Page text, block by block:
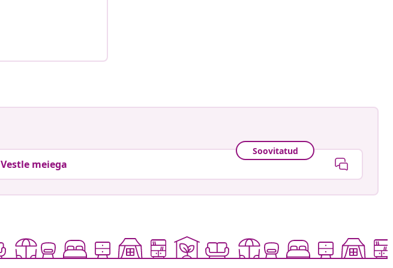
Soovitatud
Vestle meiega